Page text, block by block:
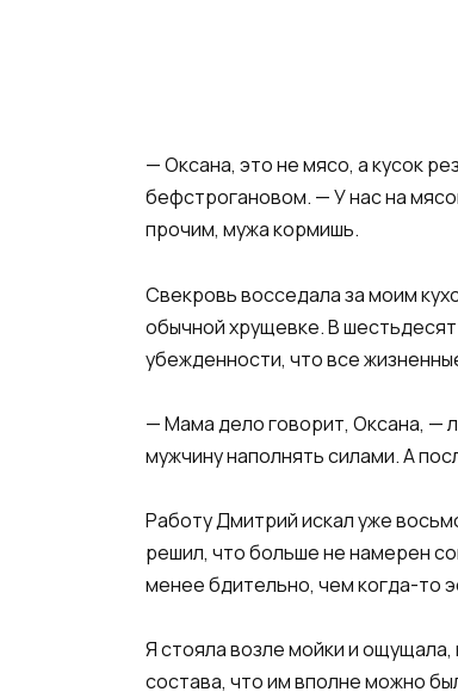
— Оксана, это не мясо, а кусок
бефстрогановом. — У нас на
прочим, мужа кормишь.
Свекровь восседала за моим
обычной хрущевке. В
убежденности, что все
— Мама дело говорит, Оксана, —
мужчину наполнять силами. А
Работу Дмитрий искал уже
решил, что больше не намерен
менее бдительно, чем когда-то
Я стояла возле мойки и
состава, что им вполне можно